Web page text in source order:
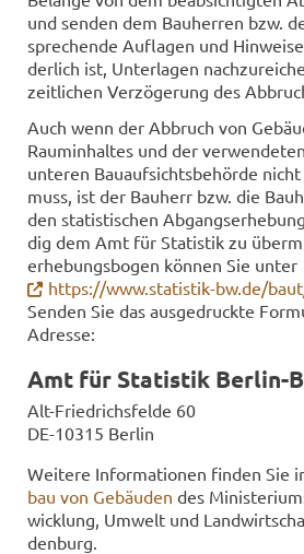
und sen­den dem Bau­her­ren bzw.
spre­chen­de Auf­la­gen und
der­lich ist, Un­ter­la­gen
zeit­li­chen Ver­zö­ge­rung des
Auch wenn der Ab­bruch von
Raum­in­hal­tes und der
un­te­ren Bau­auf­sichts­be­hör­de
muss, ist der Bau­herr bzw. die
den sta­tis­ti­schen
dig dem Amt für Sta­tis­tik zu
er­he­bungs­bo­gen kön­nen Sie unter
https://www.statistik-​bw.de/
Sen­den Sie das aus­ge­druck­te
Adres­se:
Amt für Sta­tis­tik Berlin-​
Alt-​Friedrichsfelde 60
DE-​10315 Ber­lin
Wei­te­re In­for­ma­tio­nen fin­den Sie
bau von Ge­bäu­den des
wick­lung, Um­welt und
den­burg.